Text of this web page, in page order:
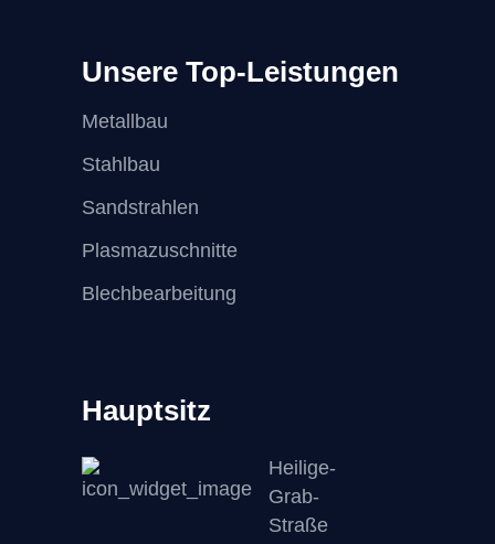
Unsere Top-Leistungen
Metallbau
Stahlbau
Sandstrahlen
Plasmazuschnitte
Blechbearbeitung
Hauptsitz
Heilige-
Grab-
Straße